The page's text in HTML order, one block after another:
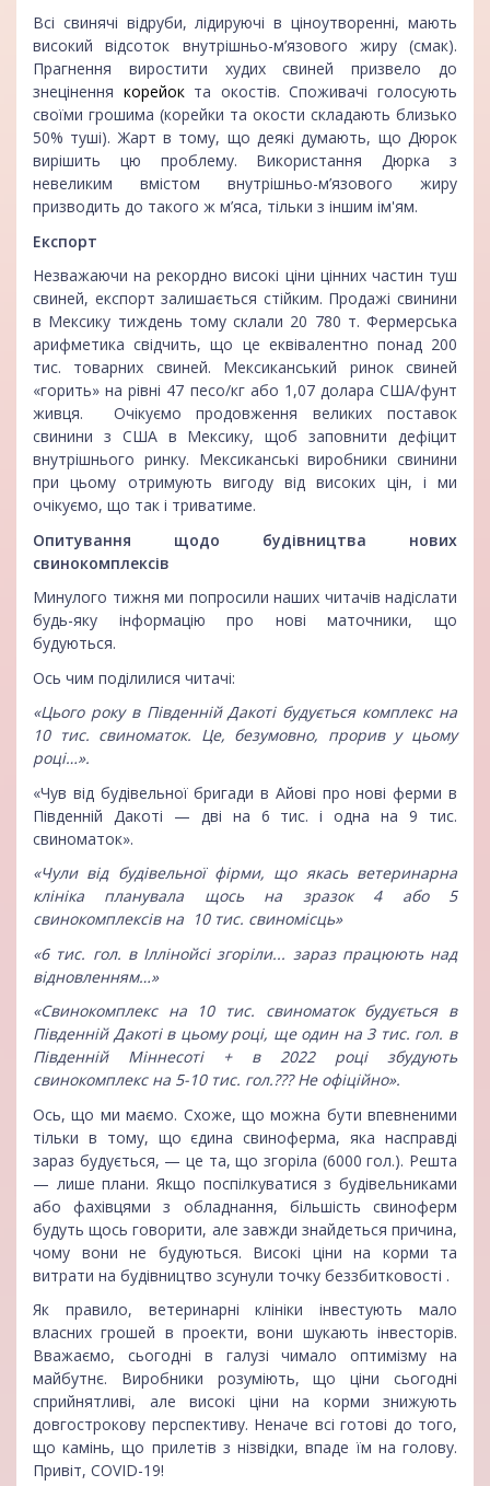
Всі свинячі відруби, лідируючі в ціноутворенні, мають
високий відсоток внутрішньо-м’язового жиру (смак).
Прагнення виростити худих свиней призвело до
знецінення корейок та окостів. Споживачі голосують
своїми грошима (корейки та окости складають близько
50% туші). Жарт в тому, що деякі думають, що Дюрок
вирішить цю проблему. Використання Дюрка з
невеликим вмістом внутрішньо-м’язового жиру
призводить до такого ж м’яса, тільки з іншим ім'ям.
Експорт
Незважаючи на рекордно високі ціни цінних частин туш
свиней, експорт залишається стійким. Продажі свинини
в Мексику тиждень тому склали 20 780 т. Фермерська
арифметика свідчить, що це еквівалентно понад 200
тис. товарних свиней. Мексиканський ринок свиней
«горить» на рівні 47 песо/кг або 1,07 долара США/фунт
живця. Очікуємо продовження великих поставок
свинини з США в Мексику, щоб заповнити дефіцит
внутрішнього ринку. Мексиканські виробники свинини
при цьому отримують вигоду від високих цін, і ми
очікуємо, що так і триватиме.
Опитування щодо будівництва нових
свинокомплексів
Минулого тижня ми попросили наших читачів надіслати
будь-яку інформацію про нові маточники, що
будуються.
Ось чим поділилися читачі:
«Цього року в Південній Дакоті будується комплекс на
10 тис. свиноматок. Це, безумовно, прорив у цьому
році…».
«Чув від будівельної бригади в Айові про нові ферми в
Південній Дакоті — дві на 6 тис. і одна на 9 тис.
свиноматок».
«Чули від будівельної фірми, що якась ветеринарна
клініка планувала щось на зразок 4 або 5
свинокомплексів на 10 тис. свиномісць»
«6 тис. гол. в Іллінойсі згоріли... зараз працюють над
відновленням…»
«Свинокомплекс на 10 тис. свиноматок будується в
Південній Дакоті в цьому році, ще один на 3 тис. гол. в
Південній Міннесоті + в 2022 році збудують
свинокомплекс на 5-10 тис. гол.??? Не офіційно».
Ось, що ми маємо. Схоже, що можна бути впевненими
тільки в тому, що єдина свиноферма, яка насправді
зараз будується, — це та, що згоріла (6000 гол.). Решта
— лише плани. Якщо поспілкуватися з будівельниками
або фахівцями з обладнання, більшість свиноферм
будуть щось говорити, але завжди знайдеться причина,
чому вони не будуються. Високі ціни на корми та
витрати на будівництво зсунули точку беззбитковості .
Як правило, ветеринарні клініки інвестують мало
власних грошей в проекти, вони шукають інвесторів.
Вважаємо, сьогодні в галузі чимало оптимізму на
майбутнє. Виробники розуміють, що ціни сьогодні
сприйнятливі, але високі ціни на корми знижують
довгострокову перспективу. Неначе всі готові до того,
що камінь, що прилетів з нізвідки, впаде їм на голову.
Привіт, COVID-19!